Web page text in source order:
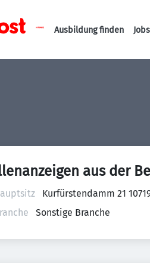
Ausbildung finden
aus der
Kurfürstendamm 21
Sonstige Branche